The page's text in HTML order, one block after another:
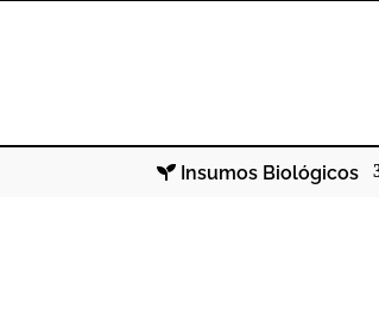
Insumos Biológicos